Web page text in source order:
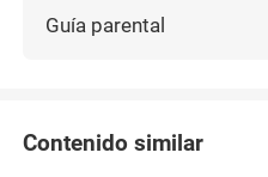
Guía parental
Contenido similar